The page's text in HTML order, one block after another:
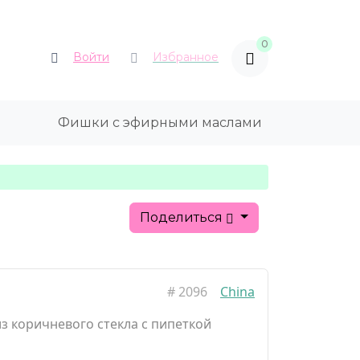
Войти Избранное
0
Фишки с эфирными маслами
Поделиться
# 2096
China
коричневого стекла с пипеткой